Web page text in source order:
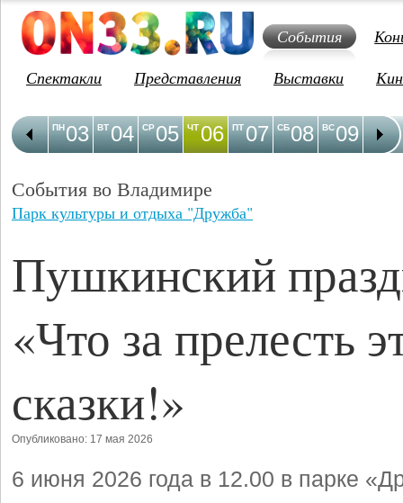
События
Спектакли
Представления Выставки
03
ПН 04
ВТ 05
СР 06
ЧТ 07
ПТ 08
СБ 09
ВС 10
ПН
События во Владимире
Парк культуры и отдыха "Дружба"
Пушкинский
«Что за прелесть
сказки!»
Опубликовано: 17 мая 2026
6 июня 2026 года в 12.00 в парке